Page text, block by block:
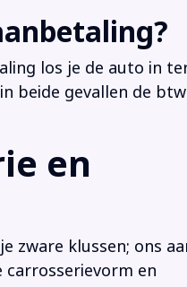
los je de auto in
beide gevallen de
en
zware klussen; ons
carrosserievorm en